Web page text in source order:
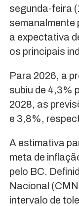
segunda-feira
semanalmente
a expectativa
os principais
Para 2026, a
subiu de 4,3%
2028, as
e 3,8%,
A estimativa
meta de
pelo BC.
Nacional
intervalo de